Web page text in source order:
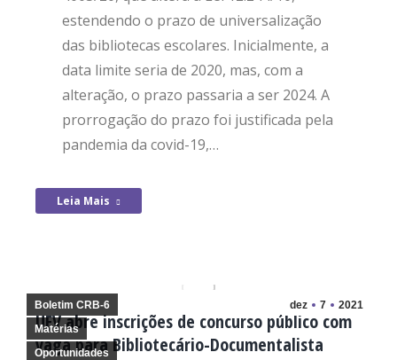
estendendo o prazo de universalização
das bibliotecas escolares. Inicialmente, a
data limite seria de 2020, mas, com a
alteração, o prazo passaria a ser 2024. A
prorrogação do prazo foi justificada pela
pandemia da covid-19,…
Leia Mais
dez 7 2021
Boletim CRB-6
Matérias
Oportunidades
UFV abre inscrições de concurso público com
vaga para Bibliotecário-Documentalista